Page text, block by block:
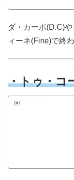
ダ・カーポ(D.C)
ィーネ(Fine)で終わ
・トゥ・コ
￼